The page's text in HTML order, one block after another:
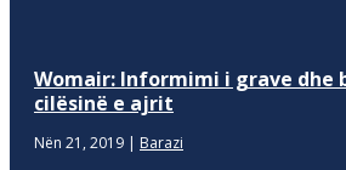
Womair: Informimi i grave dhe
cilësinë e ajrit
Nën 21, 2019 | Barazi